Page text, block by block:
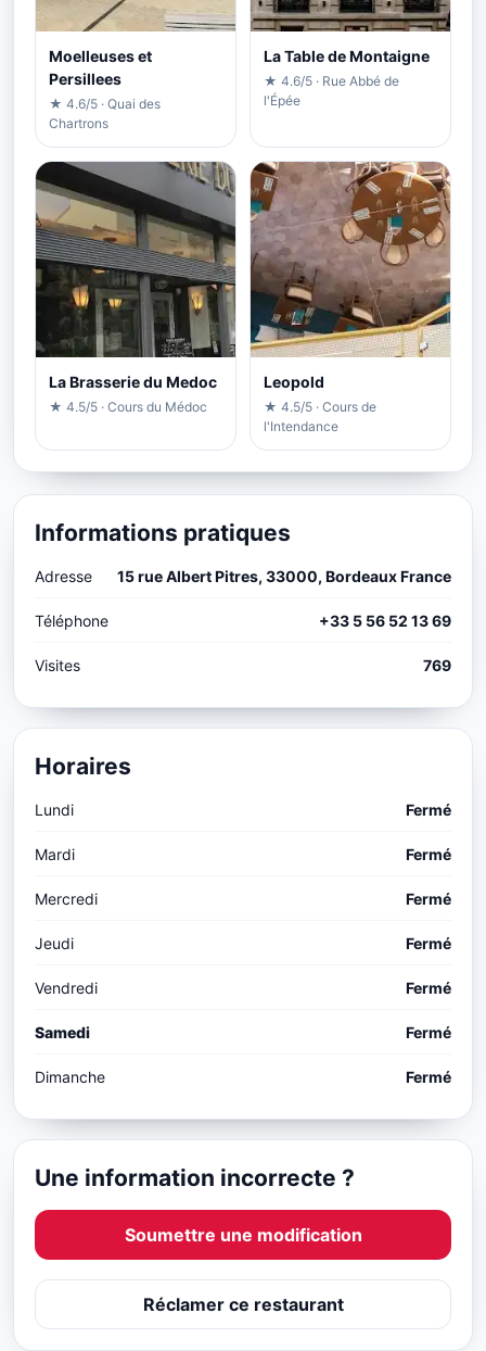
Moelleuses et
Persillees
★ 4.6/5 · Quai des
Chartrons
La Table de Montaigne
★ 4.6/5 · Rue Abbé de
l'Épée
La Brasserie du Medoc
★ 4.5/5 · Cours du Médoc
Leopold
★ 4.5/5 · Cours de
l'Intendance
Informations pratiques
Adresse 15 rue Albert Pitres, 33000, Bordeaux France
Téléphone +33 5 56 52 13 69
Visites 769
Horaires
Lundi Fermé
Mardi Fermé
Mercredi Fermé
Jeudi Fermé
Vendredi Fermé
Samedi Fermé
Dimanche Fermé
Une information incorrecte ?
Soumettre une modification
Réclamer ce restaurant